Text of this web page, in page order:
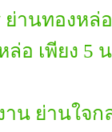
ย่านทองหล่
อ เพียง 5
น ย่านใจ